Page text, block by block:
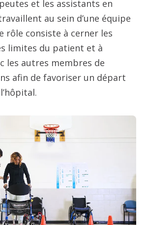
et les assistants en
au sein d’une équipe
rôle consiste à cerner les
limites du patient et à
les autres membres de
afin de favoriser un départ